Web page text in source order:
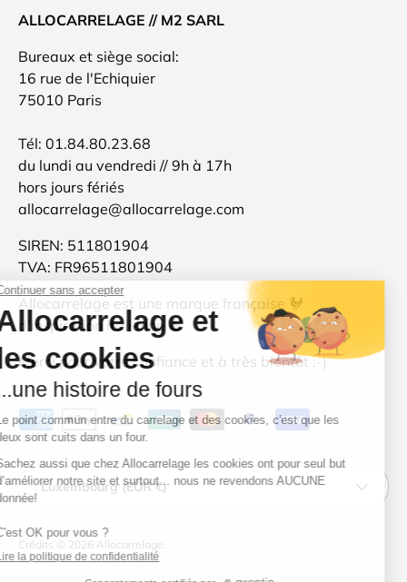
ALLOCARRELAGE // M2 SARL
Bureaux et siège social:
16 rue de l'Echiquier
75010 Paris
Tél: 01.84.80.23.68
du lundi au vendredi // 9h à 17h
hors jours fériés
allocarrelage@allocarrelage.com
SIREN: 511801904
TVA: FR96511801904
Allocarrelage est une marque française 🐓
d'inspiration italienne 🍝
Merci pour votre confiance et à très bientôt :-)
Moyens de paiement acceptés
Pays
Luxembourg (EUR €)
Crédits © 2026 Allocarrelage